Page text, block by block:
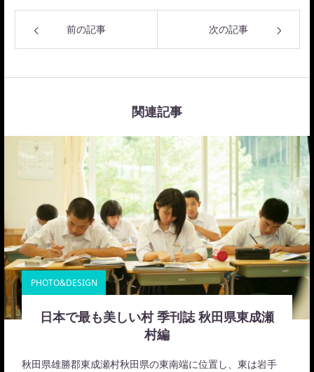
前の記事 次の記事
関連記事
PHOTO&DESIGN
日本で最も美しい村 季刊誌 秋田県東成瀬
村編
秋田県雄勝郡東成瀬村秋田県の東南端に位置し、東は岩手